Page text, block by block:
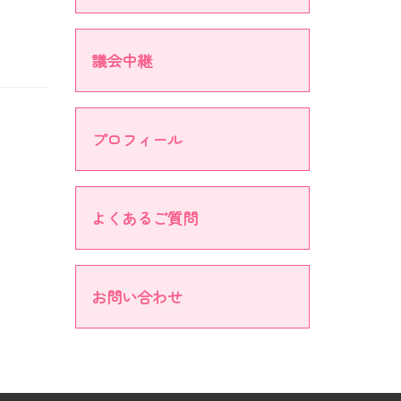
議会中継
プロフィール
よくあるご質問
お問い合わせ